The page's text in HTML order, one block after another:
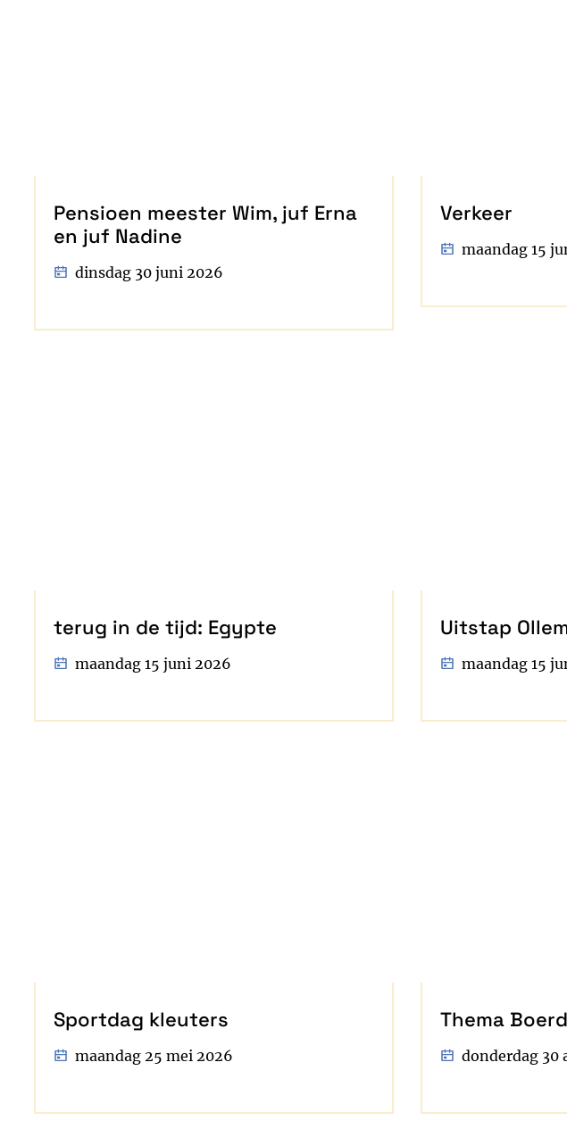
Pensioen meester Wim, juf Erna
en juf Nadine
dinsdag 30 juni 2026
Verkeer
maandag 15
terug in de tijd: Egypte
maandag 15 juni 2026
Uitstap
maandag 15
Sportdag kleuters
maandag 25 mei 2026
Thema
donderdag 30